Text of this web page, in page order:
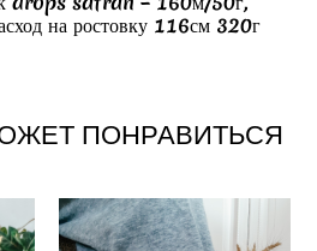
на ростовку 116см 320г
ПОНРАВИТЬСЯ